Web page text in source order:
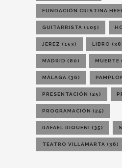
FUNDACIÓN CRISTINA
GUITARRISTA (105)
JEREZ (153) LIBRO
MADRID (80) MUERTE
MÁLAGA (36)
PRESENTACIÓN (25)
PROGRAMACIÓN (25)
RAFAEL RIQUENI (35)
TEATRO VILLAMARTA (36)